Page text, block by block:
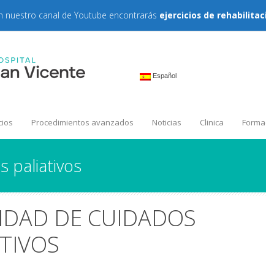
nuestro canal de Youtube encontrarás ejercicios de
Español
Procedimientos avanzados Noticias Clinica
paliativos
DE CUIDADOS